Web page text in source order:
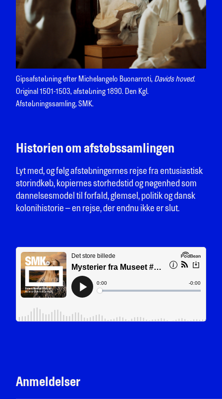
Gipsafstøbning efter Michelangelo Buonarroti, Davids hoved.
Original 1501-1503, afstøbning 1890. Den Kgl.
Afstøbningssamling, SMK.
Historien om afstøbssamlingen
Lyt med, og følg afstøbningernes rejse fra entusiastisk
storindkøb, kopiernes storhedstid og nøgenhed som
dannelsesmodel til forfald, glemsel, politik og dansk
kolonihistorie – en rejse, der endnu ikke er slut.
Anmeldelser